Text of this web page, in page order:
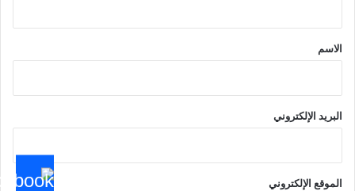
*
الاسم
البريد الإلكتروني
الموقع الإلكتروني